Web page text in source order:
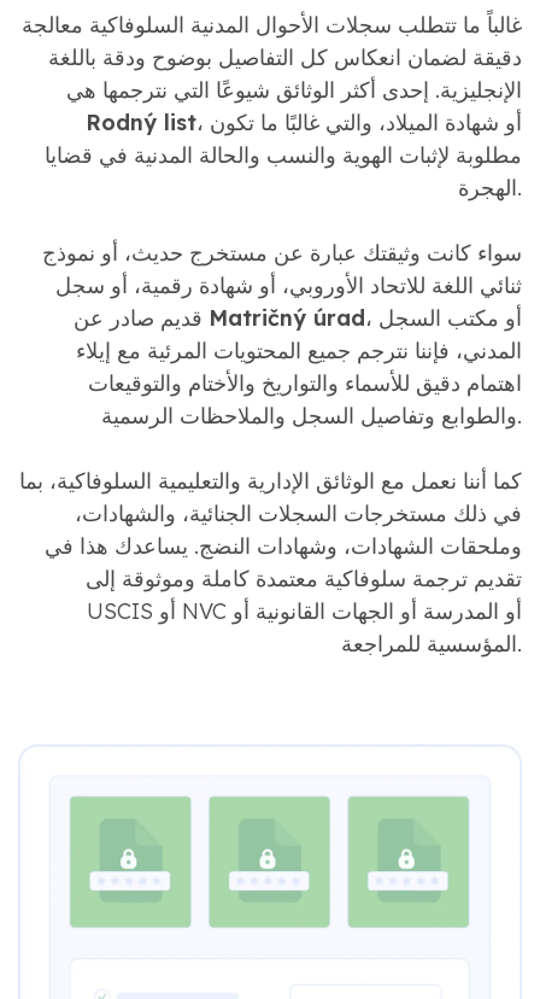
غالباً ما تتطلب سجلات الأحوال المدنية السلوفاكية معالجة
دقيقة لضمان انعكاس كل التفاصيل بوضوح ودقة باللغة
الإنجليزية. إحدى أكثر الوثائق شيوعًا التي نترجمها هي
Rodný list، أو شهادة الميلاد، والتي غالبًا ما تكون
مطلوبة لإثبات الهوية والنسب والحالة المدنية في قضايا
الهجرة.
سواء كانت وثيقتك عبارة عن مستخرج حديث، أو نموذج
ثنائي اللغة للاتحاد الأوروبي، أو شهادة رقمية، أو سجل
Matričný úrad، أو مكتب السجل
المدني، فإننا نترجم جميع المحتويات المرئية مع إيلاء
اهتمام دقيق للأسماء والتواريخ والأختام والتوقيعات
والطوابع وتفاصيل السجل والملاحظات الرسمية.
كما أننا نعمل مع الوثائق الإدارية والتعليمية السلوفاكية، بما
في ذلك مستخرجات السجلات الجنائية، والشهادات،
وملحقات الشهادات، وشهادات النضج. يساعدك هذا في
تقديم ترجمة سلوفاكية معتمدة كاملة وموثوقة إلى
USCIS أو NVC أو المدرسة أو الجهات القانونية أو
المؤسسية للمراجعة.